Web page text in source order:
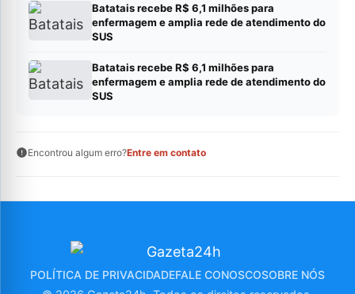
Batatais recebe R$ 6,1 milhões para
enfermagem e amplia rede de atendimento do
SUS
Batatais recebe R$ 6,1 milhões para
enfermagem e amplia rede de atendimento do
SUS
Encontrou algum erro?Entre em contato
POLÍTICA DE PRIVACIDADEFALE CONOSCOSOBRE NÓS